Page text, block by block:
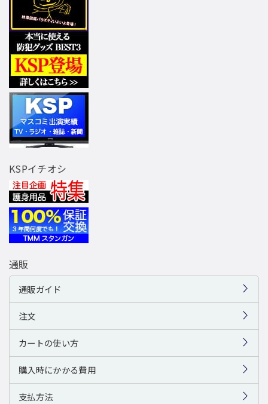
KSPイチオシ
通販
通販ガイド
注文
カートの使い方
購入時にかかる費用
支払方法